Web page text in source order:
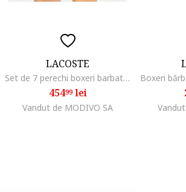
LACOSTE
Set de 7 perechi boxeri barbati, alb, bumbac/elastan, Alb
45499lei
Vandut de MODIVO SA